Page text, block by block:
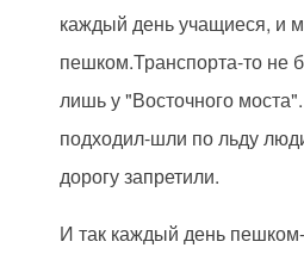
каждый день учащиеся, и
пешком.Транспорта-то не
лишь у "Восточного
подходил-шли по льду
дорогу запретили.
И так каждый день